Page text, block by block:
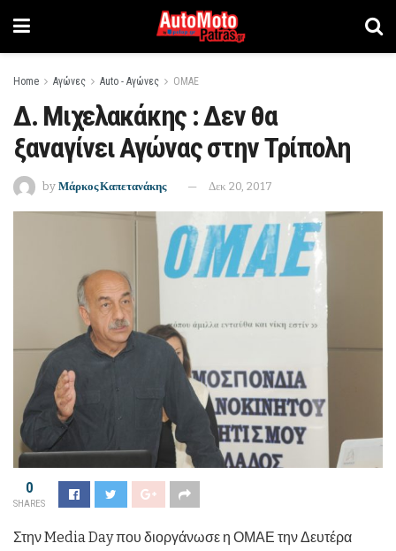
Home Αγώνες Auto - Αγώνες ΟΜΑΕ
Δ. Μιχελακάκης : Δεν θα
ξαναγίνει Αγώνας στην Τρίπολη
by Μάρκος Καπετανάκης Δεκ 20, 2017
0
SHARES
Στην Media Day που διοργάνωσε η ΟΜΑΕ την Δευτέρα